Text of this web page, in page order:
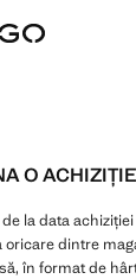
O
de la data
dintre
în format de